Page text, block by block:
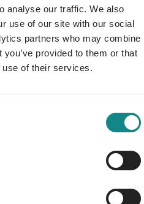
analyse our traffic. We also
use of our site with our social
partners who may combine
provided to them or that
use of their services.
fördert das
und führt zu
Verhalten. „Durch
Sein“, dieses
ist
darüber